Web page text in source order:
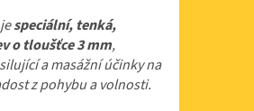
speciální, tenká,
o tloušťce 3 mm,
a masážní účinky na
z pohybu a volnosti.